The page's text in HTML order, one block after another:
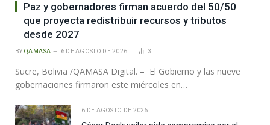
Paz y gobernadores firman acuerdo del 50/50
que proyecta redistribuir recursos y tributos
desde 2027
BY QAMASA 6 DE AGOSTO DE 2026 3
Sucre, Bolivia /QAMASA Digital. – El Gobierno y las nueve
gobernaciones firmaron este miércoles en…
6 DE AGOSTO DE 2026